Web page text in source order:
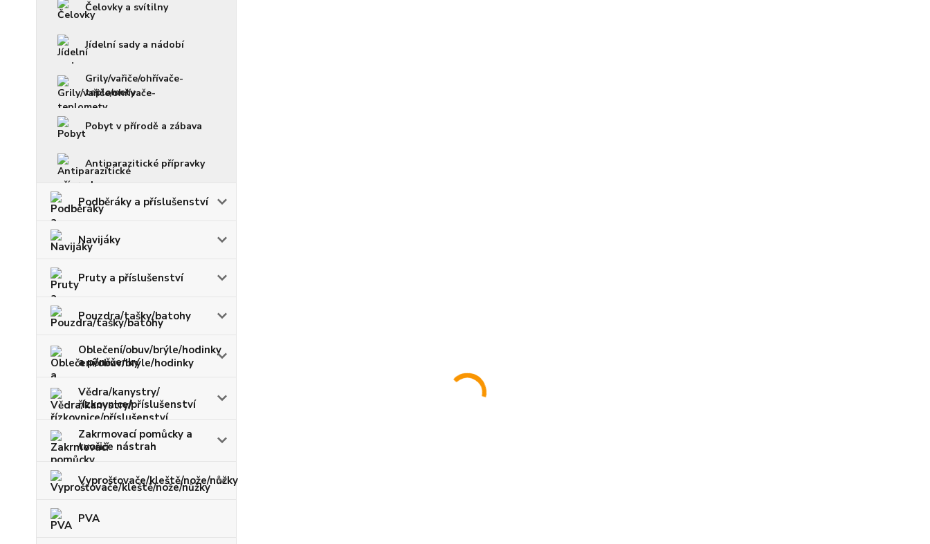
Čelovky a svítilny
Jídelní sady a nádobí
Grily/vařiče/ohřívače-
teplomety
Pobyt v přírodě a zábava
Antiparazitické přípravky
Podběráky a příslušenství
Navijáky
Pruty a příslušenství
Pouzdra/tašky/batohy
Oblečení/obuv/brýle/hodinky
a pěněženky
Vědra/kanystry/
řízkovnice/příslušenství
Zakrmovací pomůcky a
tvořiče nástrah
Vyprošťovače/kleště/nože/nůžky
PVA